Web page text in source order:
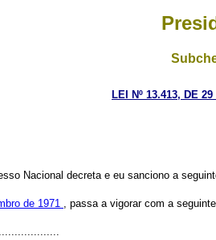
LEI Nº 13.413, DE
Nacional decreta e eu sanciono a
de 1971 , passa a vigorar com a